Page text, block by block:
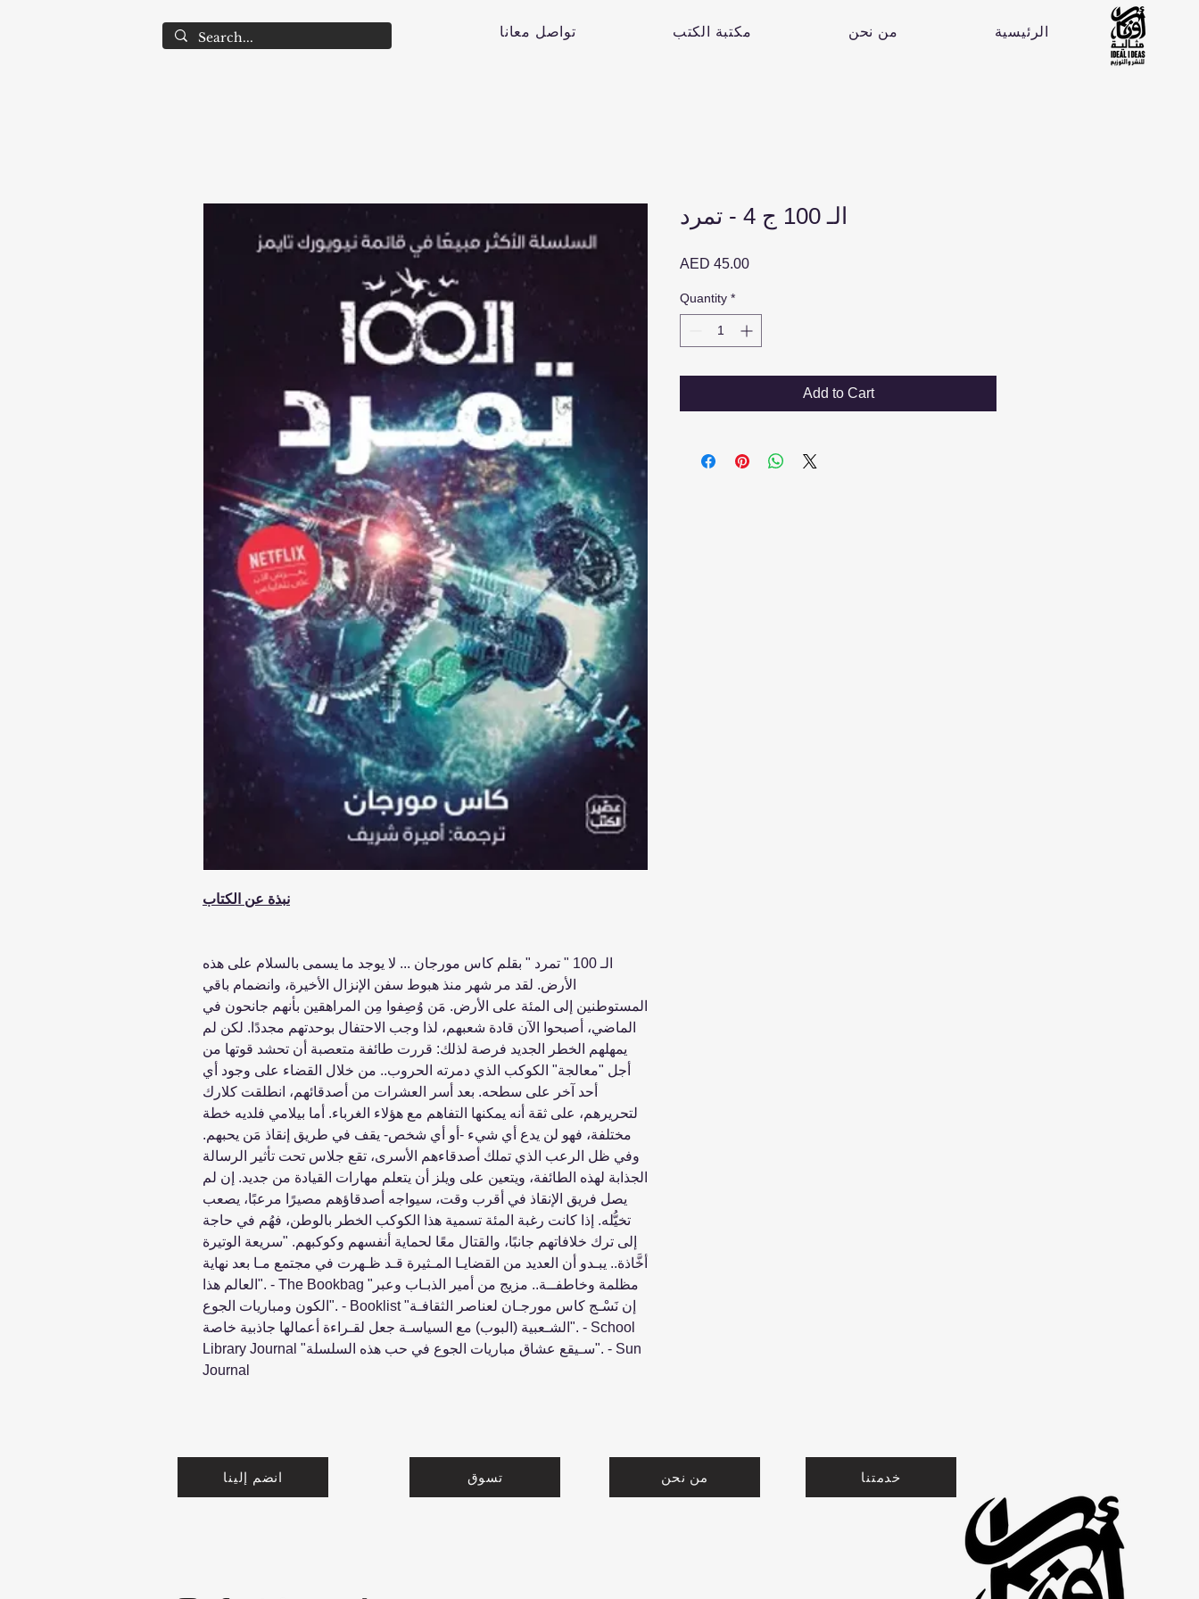
تواصل معانا مكتبة الكتب من نحن الرئيسية
نبذة عن الكتاب
الـ 100 " تمرد " بقلم كاس مورجان ... لا يوجد ما يسمى بالسلام على هذه
الأرض. لقد مر شهر منذ هبوط سفن الإنزال الأخيرة، وانضمام باقي
المستوطنين إلى المئة على الأرض. مَن وُصِفوا مِن المراهقين بأنهم جانحون في
الماضي، أصبحوا الآن قادة شعبهم، لذا وجب الاحتفال بوحدتهم مجددًا. لكن لم
يمهلهم الخطر الجديد فرصة لذلك: قررت طائفة متعصبة أن تحشد قوتها من
أجل "معالجة" الكوكب الذي دمرته الحروب.. من خلال القضاء على وجود أي
أحد آخر على سطحه. بعد أسر العشرات من أصدقائهم، انطلقت كلارك
لتحريرهم، على ثقة أنه يمكنها التفاهم مع هؤلاء الغرباء. أما بيلامي فلديه خطة
مختلفة، فهو لن يدع أي شيء -أو أي شخص- يقف في طريق إنقاذ مَن يحبهم.
وفي ظل الرعب الذي تملك أصدقاءهم الأسرى، تقع جلاس تحت تأثير الرسالة
الجذابة لهذه الطائفة، ويتعين على ويلز أن يتعلم مهارات القيادة من جديد. إن لم
يصل فريق الإنقاذ في أقرب وقت، سيواجه أصدقاؤهم مصيرًا مرعبًا، يصعب
تخيُّله. إذا كانت رغبة المئة تسمية هذا الكوكب الخطر بالوطن، فهُم في حاجة
إلى ترك خلافاتهم جانبًا، والقتال معًا لحماية أنفسهم وكوكبهم. "سريعة الوتيرة
أخَّاذة.. يبـدو أن العديد من القضايـا المـثيرة قـد ظـهرت في مجتمع مـا بعد نهاية
العالم هذا". - The Bookbag "مظلمة وخاطفــة.. مزيج من أمير الذبـاب وعبر
الكون ومباريات الجوع". - Booklist "إن نَسْـج كاس مورجـان لعناصر الثقافـة
الشـعبية (البوب) مع السياسـة جعل لقـراءة أعمالها جاذبية خاصة". - School
Library Journal "سـيقع عشاق مباريات الجوع في حب هذه السلسلة". - Sun
Journal
الـ 100 ج 4 - تمرد
AED 45.00Price
Quantity *
Add to Cart
انضم إلينا تسوق من نحن خدمتنا